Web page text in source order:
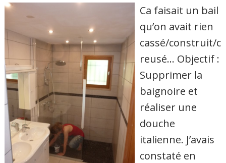
Ca faisait un bail
qu’on avait rien
cassé/construit/c
reusé… Objectif :
Supprimer la
baignoire et
réaliser une
douche
italienne. J’avais
constaté en